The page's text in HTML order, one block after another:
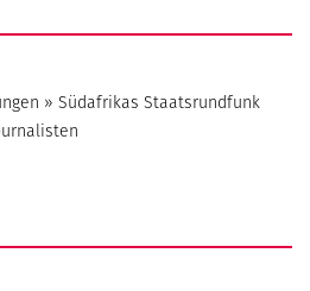
» Südafrikas Staatsrundfunk